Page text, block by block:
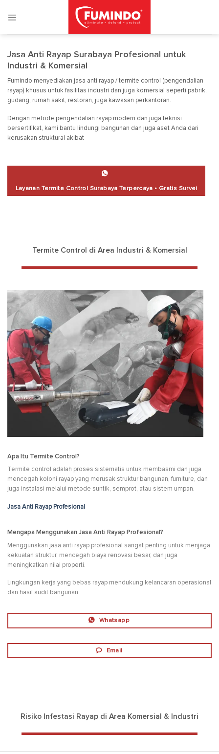
Jasa Anti Rayap Surabaya Profesional untuk
Industri & Komersial
Fumindo menyediakan jasa anti rayap / termite control (pengendalian
rayap) khusus untuk fasilitas industri dan juga komersial seperti pabrik,
gudang, rumah sakit, restoran, juga kawasan perkantoran.
Dengan metode pengendalian rayap modern dan juga teknisi
bersertifikat, kami bantu lindungi bangunan dan juga aset Anda dari
kerusakan struktural akibat
Layanan Termite Control Surabaya Terpercaya • Gratis Survei
Termite Control di Area Industri & Komersial
Apa Itu Termite Control?
Termite control adalah proses sistematis untuk membasmi dan juga
mencegah koloni rayap yang merusak struktur bangunan, furniture, dan
juga instalasi melalui metode suntik, semprot, atau sistem umpan.
Jasa Anti Rayap Profesional
Mengapa Menggunakan Jasa Anti Rayap Profesional?
Menggunakan jasa anti rayap profesional sangat penting untuk menjaga
kekuatan struktur, mencegah biaya renovasi besar, dan juga
meningkatkan nilai properti.
Lingkungan kerja yang bebas rayap mendukung kelancaran operasional
dan hasil audit bangunan.
Whatsapp
Email
Risiko Infestasi Rayap di Area Komersial & Industri